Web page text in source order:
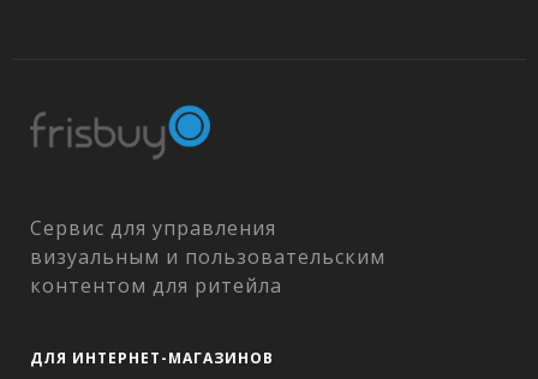
Сервис для управления
визуальным и пользовательским
контентом для ритейла
ДЛЯ ИНТЕРНЕТ-МАГАЗИНОВ